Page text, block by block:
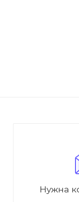
Нужна